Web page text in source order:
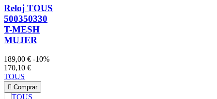
Reloj TOUS
500350330
T-MESH
MUJER
189,00 € -10%
170,10 €
TOUS
 Comprar